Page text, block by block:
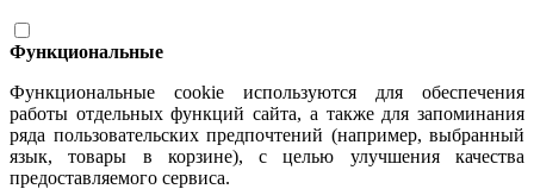
Функциональные
Функциональные cookie используются для обеспечения
работы отдельных функций сайта, а также для запоминания
ряда пользовательских предпочтений (например, выбранный
язык, товары в корзине), с целью улучшения качества
предоставляемого сервиса.